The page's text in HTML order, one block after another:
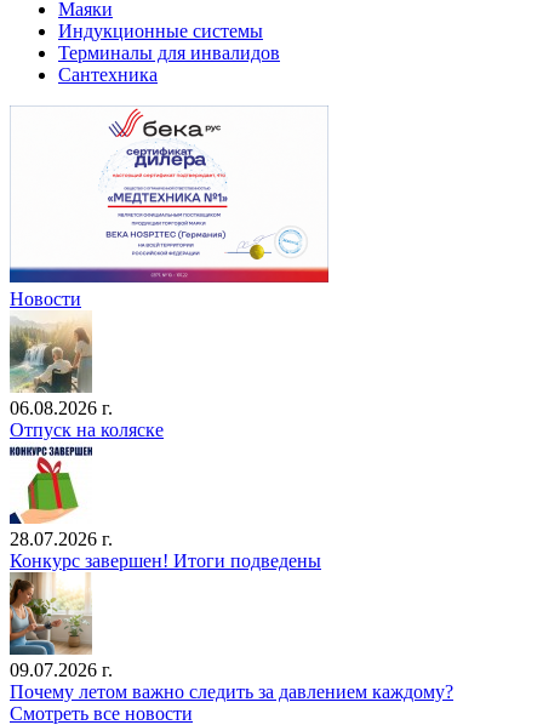
Маяки
Индукционные системы
Терминалы для инвалидов
Сантехника
Новости
06.08.2026 г.
Отпуск на коляске
28.07.2026 г.
Конкурс завершен! Итоги подведены
09.07.2026 г.
Почему летом важно следить за давлением каждому?
Смотреть все новости